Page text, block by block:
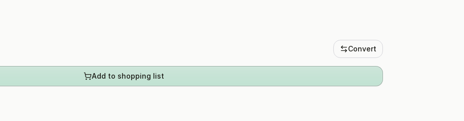
Convert
Add to shopping list